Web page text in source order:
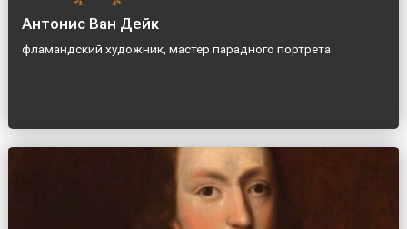
Антонис Ван Дейк
фламандский художник, мастер парадного портрета